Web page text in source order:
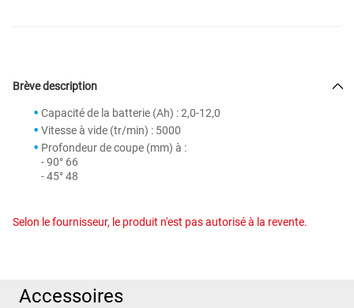
Brève description
Capacité de la batterie (Ah) : 2,0-12,0
Vitesse à vide (tr/min) : 5000
Profondeur de coupe (mm) à :
- 90° 66
- 45° 48
Selon le fournisseur, le produit n'est pas autorisé à la revente.
Accessoires